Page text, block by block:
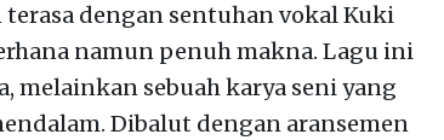
dengan sentuhan vokal Kuki
namun penuh makna. Lagu ini
melainkan sebuah karya seni yang
Dibalut dengan aransemen